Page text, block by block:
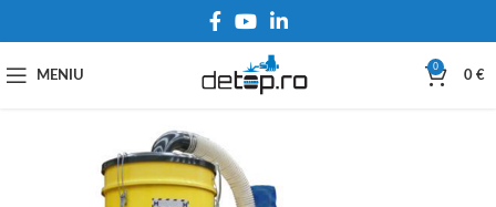
MENIU
0
0 €